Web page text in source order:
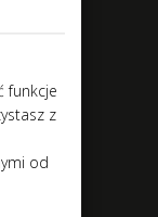
funkcje
z
od